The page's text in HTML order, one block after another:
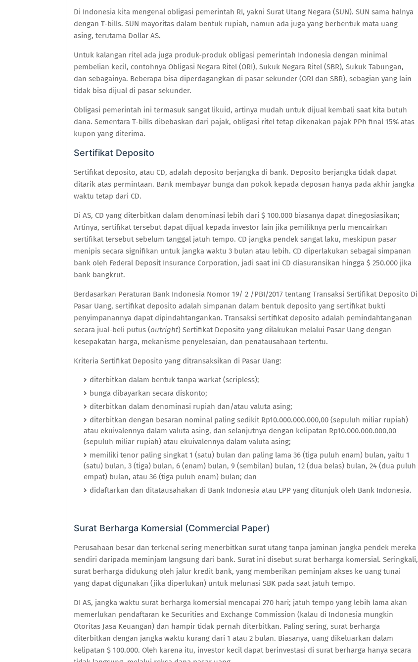
Di Indonesia kita mengenal obligasi pemerintah RI, yakni Surat Utang Negara (SUN). SUN sama halnya
dengan T-bills. SUN mayoritas dalam bentuk rupiah, namun ada juga yang berbentuk mata uang
asing, terutama Dollar AS.
Untuk kalangan ritel ada juga produk-produk obligasi pemerintah Indonesia dengan minimal
pembelian kecil, contohnya Obligasi Negara Ritel (ORI), Sukuk Negara Ritel (SBR), Sukuk Tabungan,
dan sebagainya. Beberapa bisa diperdagangkan di pasar sekunder (ORI dan SBR), sebagian yang lain
tidak bisa dijual di pasar sekunder.
Obligasi pemerintah ini termasuk sangat likuid, artinya mudah untuk dijual kembali saat kita butuh
dana. Sementara T-bills dibebaskan dari pajak, obligasi ritel tetap dikenakan pajak PPh final 15% atas
kupon yang diterima.
Sertifikat Deposito
Sertifikat deposito, atau CD, adalah deposito berjangka di bank. Deposito berjangka tidak dapat
ditarik atas permintaan. Bank membayar bunga dan pokok kepada deposan hanya pada akhir jangka
waktu tetap dari CD.
Di AS, CD yang diterbitkan dalam denominasi lebih dari $ 100.000 biasanya dapat dinegosiasikan;
Artinya, sertifikat tersebut dapat dijual kepada investor lain jika pemiliknya perlu mencairkan
sertifikat tersebut sebelum tanggal jatuh tempo. CD jangka pendek sangat laku, meskipun pasar
menipis secara signifikan untuk jangka waktu 3 bulan atau lebih. CD diperlakukan sebagai simpanan
bank oleh Federal Deposit Insurance Corporation, jadi saat ini CD diasuransikan hingga $ 250.000 jika
bank bangkrut.
Berdasarkan Peraturan Bank Indonesia Nomor 19/ 2 /PBI/2017 tentang Transaksi Sertifikat Deposito Di
Pasar Uang, sertifikat deposito adalah simpanan dalam bentuk deposito yang sertifikat bukti
penyimpanannya dapat dipindahtangankan. Transaksi sertifikat deposito adalah pemindahtanganan
secara jual-beli putus (outright) Sertifikat Deposito yang dilakukan melalui Pasar Uang dengan
kesepakatan harga, mekanisme penyelesaian, dan penatausahaan tertentu.
Kriteria Sertifikat Deposito yang ditransaksikan di Pasar Uang:
diterbitkan dalam bentuk tanpa warkat (scripless);
bunga dibayarkan secara diskonto;
diterbitkan dalam denominasi rupiah dan/atau valuta asing;
diterbitkan dengan besaran nominal paling sedikit Rp10.000.000.000,00 (sepuluh miliar rupiah)
atau ekuivalennya dalam valuta asing, dan selanjutnya dengan kelipatan Rp10.000.000.000,00
(sepuluh miliar rupiah) atau ekuivalennya dalam valuta asing;
memiliki tenor paling singkat 1 (satu) bulan dan paling lama 36 (tiga puluh enam) bulan, yaitu 1
(satu) bulan, 3 (tiga) bulan, 6 (enam) bulan, 9 (sembilan) bulan, 12 (dua belas) bulan, 24 (dua puluh
empat) bulan, atau 36 (tiga puluh enam) bulan; dan
didaftarkan dan ditatausahakan di Bank Indonesia atau LPP yang ditunjuk oleh Bank Indonesia.
Surat Berharga Komersial (Commercial Paper)
Perusahaan besar dan terkenal sering menerbitkan surat utang tanpa jaminan jangka pendek mereka
sendiri daripada meminjam langsung dari bank. Surat ini disebut surat berharga komersial. Seringkali,
surat berharga didukung oleh jalur kredit bank, yang memberikan peminjam akses ke uang tunai
yang dapat digunakan (jika diperlukan) untuk melunasi SBK pada saat jatuh tempo.
DI AS, jangka waktu surat berharga komersial mencapai 270 hari; jatuh tempo yang lebih lama akan
memerlukan pendaftaran ke Securities and Exchange Commission (kalau di Indonesia mungkin
Otoritas Jasa Keuangan) dan hampir tidak pernah diterbitkan. Paling sering, surat berharga
diterbitkan dengan jangka waktu kurang dari 1 atau 2 bulan. Biasanya, uang dikeluarkan dalam
kelipatan $ 100.000. Oleh karena itu, investor kecil dapat berinvestasi di surat berharga hanya secara